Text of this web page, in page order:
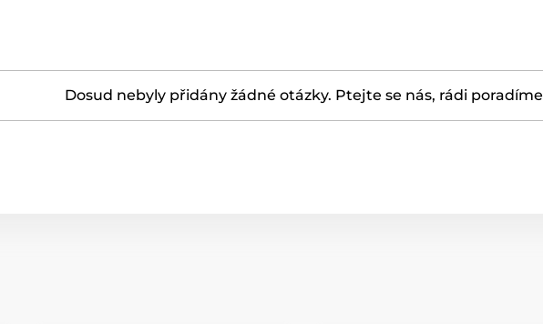
Dosud nebyly přidány žádné otázky. Ptejte se nás, rádi poradíme